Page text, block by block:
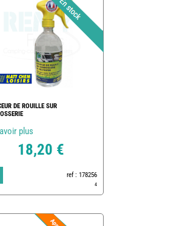
DE ROUILLE SUR
plus
18,20 €
ref : 178256
4